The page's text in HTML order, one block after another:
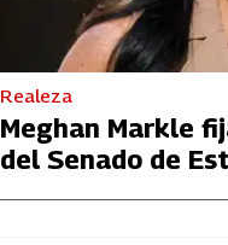
Realeza
Meghan Markle
del Senado de